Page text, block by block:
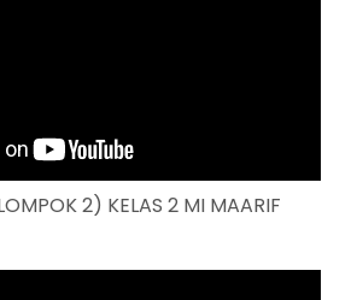
2) KELAS 2 MI MAARIF